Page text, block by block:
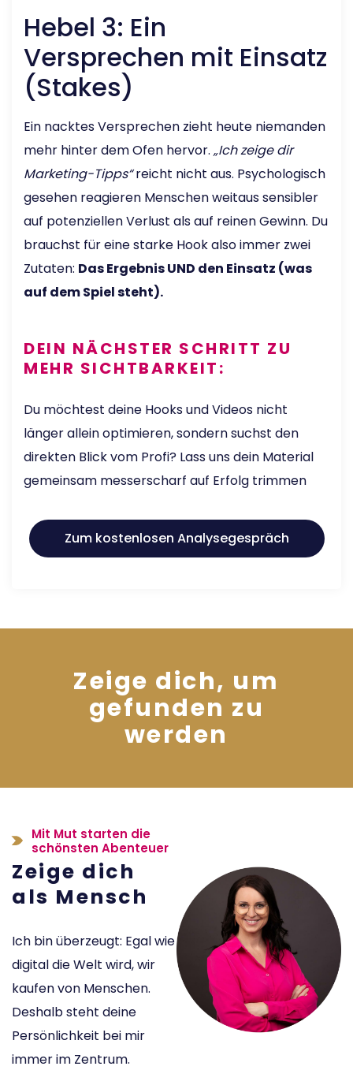
Hebel 3: Ein
Versprechen mit Einsatz
(Stakes)
Ein nacktes Versprechen zieht heute niemanden
mehr hinter dem Ofen hervor. „Ich zeige dir
Marketing-Tipps“reicht nicht aus. Psychologisch
gesehen reagieren Menschen weitaus sensibler
auf potenziellen Verlust als auf reinen Gewinn. Du
brauchst für eine starke Hook also immer zwei
Zutaten: Das Ergebnis UND den Einsatz (was
auf dem Spiel steht).
DEIN NÄCHSTER SCHRITT ZU
MEHR SICHTBARKEIT:
Du möchtest deine Hooks und Videos nicht
länger allein optimieren, sondern suchst den
direkten Blick vom Profi? Lass uns dein Material
gemeinsam messerscharf auf Erfolg trimmen
Zum kostenlosen Analysegespräch
Zeige dich, um
gefunden zu
werden
Mit Mut starten die
schönsten Abenteuer
Zeige dich
als Mensch
Ich bin überzeugt: Egal wie
digital die Welt wird, wir
kaufen von Menschen.
Deshalb steht deine
Persönlichkeit bei mir
immer im Zentrum.